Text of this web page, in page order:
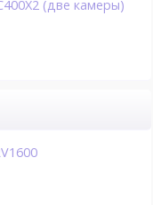
(две камеры)